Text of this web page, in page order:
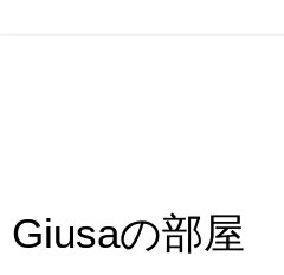
Giusaの部屋